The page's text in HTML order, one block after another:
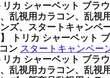
リカ シャーベット ブラウ
乱視用カラコン、乱視
ズ、スタートキャンペ
トリカ シャーベット ブ
ン スタートキャンペー
リカ シャーベット ブラウ
乱視用カラコン、乱視